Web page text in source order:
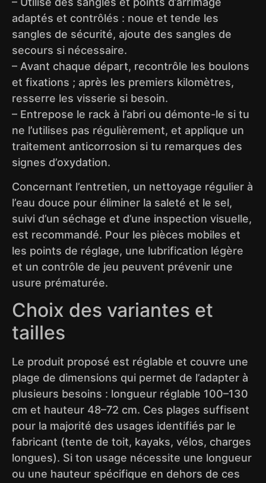
adaptés et contrôlés : noue et tende les
sangles de sécurité, ajoute des sangles de
secours si nécessaire.
– Avant chaque départ, recontrôle les boulons
et fixations ; après les premiers kilomètres,
resserre les visserie si besoin.
– Entrepose le rack à l’abri ou démonte-le si tu
ne l’utilises pas régulièrement, et applique un
traitement anticorrosion si tu remarques des
signes d’oxydation.
Concernant l’entretien, un nettoyage régulier à
l’eau douce pour éliminer la saleté et le sel,
suivi d’un séchage et d’une inspection visuelle,
est recommandé. Pour les pièces mobiles et
les points de réglage, une lubrification légère
et un contrôle de jeu peuvent prévenir une
usure prématurée.
Choix des variantes et
tailles
Le produit proposé est réglable et couvre une
plage de dimensions qui permet de l’adapter à
plusieurs besoins : longueur réglable 100–130
cm et hauteur 48–72 cm. Ces plages suffisent
pour la majorité des usages identifiés par le
fabricant (tente de toit, kayaks, vélos, charges
longues). Si ton usage nécessite une longueur
ou une hauteur spécifique en dehors de ces